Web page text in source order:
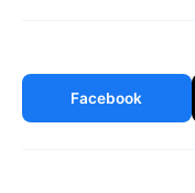
Facebook